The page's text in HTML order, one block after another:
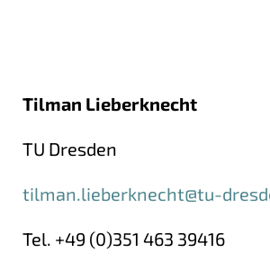
Tilman Lieberknecht
TU Dresden
tilman.lieberknecht@tu-
Tel. +49 (0)351 463 39416